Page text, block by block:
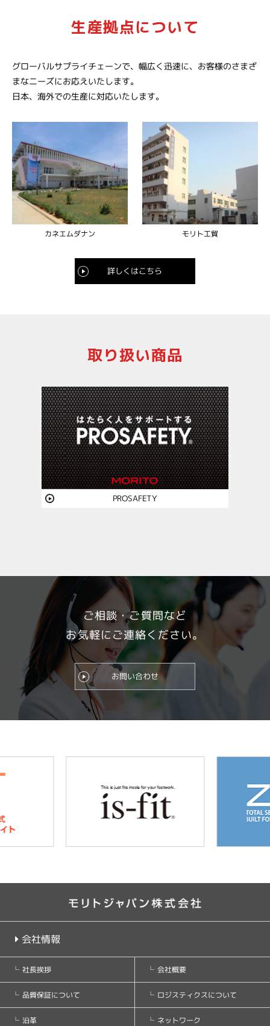
生産拠点について
カネエムダナン モリト工貿
グローバルサプライチェーンで、幅広く迅速に、お客様のさまざ
まなニーズにお応えいたします。
日本、海外での生産に対応いたします。
詳しくはこちら
取り扱い商品
PROSAFETY
ご相談・ご質問など
お気軽にご連絡ください。
お問い合わせ
会社情報
社長挨拶 会社概要
品質保証について ロジスティクスについて
沿革 ネットワーク